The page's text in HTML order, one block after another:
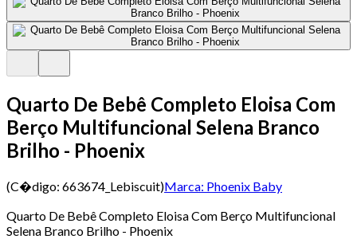
Quarto De Bebê Completo Eloisa Com
Berço Multifuncional Selena Branco
Brilho - Phoenix
(C�digo: 663674_Lebiscuit)Marca: Phoenix Baby
Quarto De Bebê Completo Eloisa Com Berço Multifuncional
Selena Branco Brilho - Phoenix